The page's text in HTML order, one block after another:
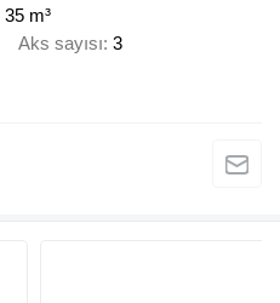
35 m³
Aks sayısı 3